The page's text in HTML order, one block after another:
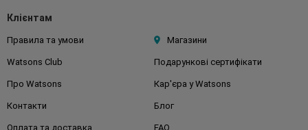
Клієнтам
Правила та умови Магазини
Watsons Club Подарункові сертифікати
Про Watsons Кар'єра у Watsons
Контакти Блог
Оплата та доставка FAQ